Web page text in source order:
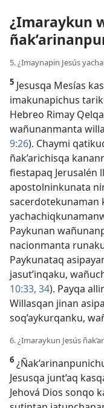
¿Imaraykun
5. ¿Imaynapin Jesús
5 Jesusqa Mesías
imakunapichus
Hebreo Rimay
wañunanmanta
9:26). Chaymi
ñak’arichisqa
fiestapaq Jerusalén
apostolninkunata
sacerdotekunaman
Paykunan
nacionmanta
Paykunataq
jasut’inqaku,
10:33, 34). Payqa
Willasqan jinan
soq’aykurqanku,
6. ¿Imaraykun Jesús
6
Jesusqa junt’aq
Jehová Dios sonqo